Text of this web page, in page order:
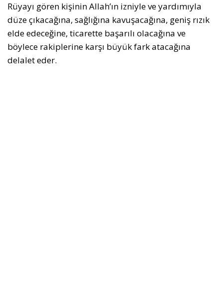
Rüyayı gören kişinin Allah’ın izniyle ve yardımıyla
düze çıkacağına, sağlığına kavuşacağına, geniş rızık
elde edeceğine, ticarette başarılı olacağına ve
böylece rakiplerine karşı büyük fark atacağına
delalet eder.